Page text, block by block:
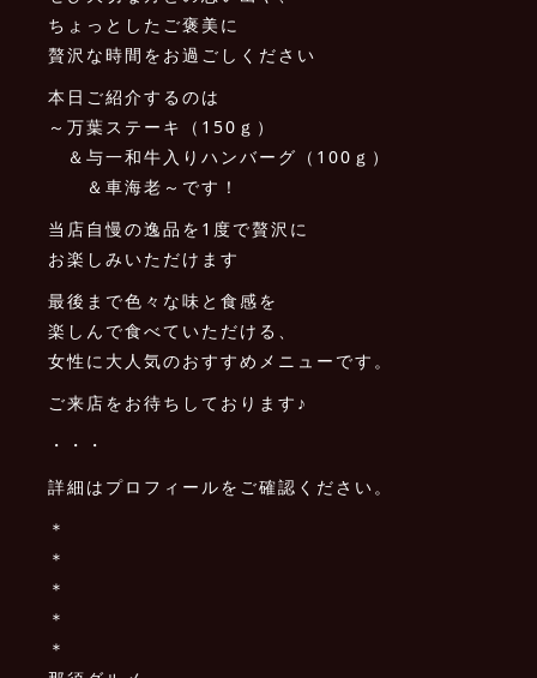
ちょっとしたご褒美に
贅沢な時間をお過ごしください
本日ご紹介するのは
～万葉ステーキ（150ｇ）
＆与一和牛入りハンバーグ（100ｇ）
＆車海老～です！
当店自慢の逸品を1度で贅沢に
お楽しみいただけます
最後まで色々な味と食感を
楽しんで食べていただける、
女性に大人気のおすすめメニューです。
ご来店をお待ちしております♪
・・・
詳細はプロフィールをご確認ください。
＊
＊
＊
＊
＊